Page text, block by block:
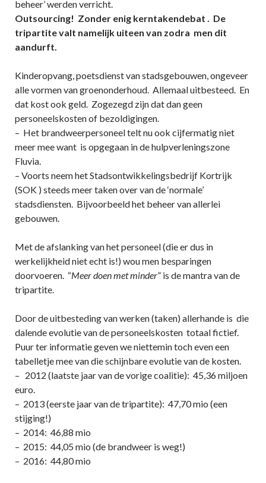
beheer’ werden verricht.
Outsourcing! Zonder enig kerntakendebat . De
tripartite valt namelijk uiteen van zodra men dit
aandurft.
Kinderopvang, poetsdienst van stadsgebouwen, ongeveer
alle vormen van groenonderhoud. Allemaal uitbesteed. En
dat kost ook geld. Zogezegd zijn dat dan geen
personeelskosten of bezoldigingen.
– Het brandweerpersoneel telt nu ook cijfermatig niet
meer mee want is opgegaan in de hulpverleningszone
Fluvia.
– Voorts neem het Stadsontwikkelingsbedrijf Kortrijk
(SOK ) steeds meer taken over van de ‘normale’
stadsdiensten. Bijvoorbeeld het beheer van allerlei
gebouwen.
Met de afslanking van het personeel (die er dus in
werkelijkheid niet echt is!) wou men besparingen
doorvoeren. “Meer doen met minder” is de mantra van de
tripartite.
Door de uitbesteding van werken (taken) allerhande is die
dalende evolutie van de personeelskosten totaal fictief.
Puur ter informatie geven we niettemin toch even een
tabelletje mee van die schijnbare evolutie van de kosten.
– 2012 (laatste jaar van de vorige coalitie): 45,36 miljoen
euro.
– 2013 (eerste jaar van de tripartite): 47,70 mio (een
stijging!)
– 2014: 46,88 mio
– 2015: 44,05 mio (de brandweer is weg!)
– 2016: 44,80 mio